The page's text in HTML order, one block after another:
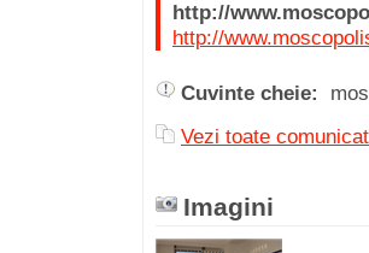
http://
http://
Cuvinte cheie:
Vezi toate
Imagini